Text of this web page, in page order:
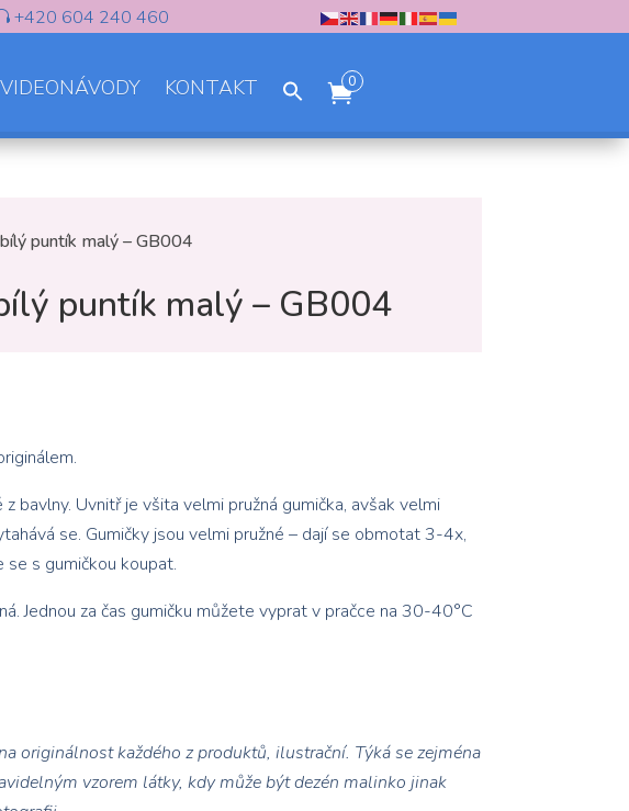
+420 604 240 460
VIDEONÁVODY KONTAKT 0
puntík malý – GB004
puntík malý – GB004
bavlny. Uvnitř je všita velmi pružná gumička, avšak velmi
se. Gumičky jsou velmi pružné – dají se obmotat 3-4x,
se s gumičkou koupat.
Jednou za čas gumičku můžete vyprat v pračce na 30-40°C
originálnost každého z produktů, ilustrační. Týká se zejména
vzorem látky, kdy může být dezén malinko jinak